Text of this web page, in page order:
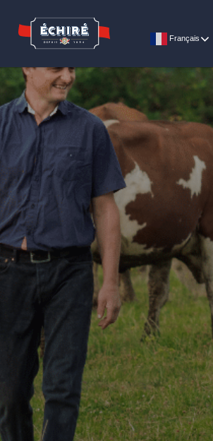
Français